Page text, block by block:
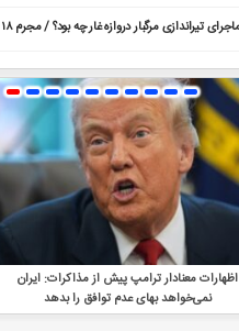
ماجرای تیراندازی مرگبار دروازه غار چه بود؟ / مجرم ۱۸
اظهارات معنادار ترامپ پیش از مذاکرات: ایران
نمی‌خواهد بهای عدم توافق را بدهد